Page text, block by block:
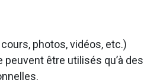
photos, vidéos, etc.)
être utilisés qu’à des